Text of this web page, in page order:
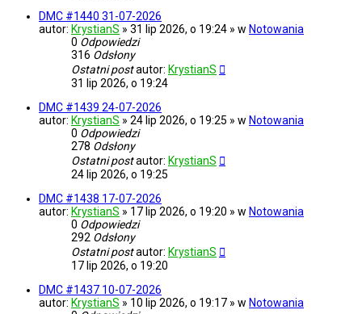
DMC #1440 31-07-2026
autor: KrystianS » 31 lip 2026, o 19:24 » w Notowania
0 Odpowiedzi
316 Odsłony
Ostatni postautor: KrystianS
31 lip 2026, o 19:24
DMC #1439 24-07-2026
autor: KrystianS » 24 lip 2026, o 19:25 » w Notowania
0 Odpowiedzi
278 Odsłony
Ostatni postautor: KrystianS
24 lip 2026, o 19:25
DMC #1438 17-07-2026
autor: KrystianS » 17 lip 2026, o 19:20 » w Notowania
0 Odpowiedzi
292 Odsłony
Ostatni postautor: KrystianS
17 lip 2026, o 19:20
DMC #1437 10-07-2026
autor: KrystianS » 10 lip 2026, o 19:17 » w Notowania